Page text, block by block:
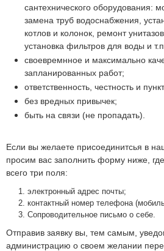
сантехнического оборудования:
замена труб водоснабжения,
котлов и колонок, ремонт
установка фильтров для воды и
своевремнное и максимально
запланированных работ;
ответственность, честность и
без вредных привычек;
быть на связи (не пропадать).
Если вы желаете присоединитсья в
просим вас заполнить форму ниже,
всего три поля:
электронный адрес почты;
контактный номер телефона
Сопроводительное письмо о себе.
Отправив заявку вы, тем самым,
администрацию о своем желании